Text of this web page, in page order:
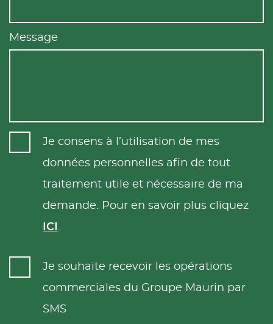
Message
Je consens à l’utilisation de mes
données personnelles afin de tout
traitement utile et nécessaire de ma
demande. Pour en savoir plus cliquez
ICI .
Je souhaite recevoir les opérations
commerciales du Groupe Maurin par
SMS